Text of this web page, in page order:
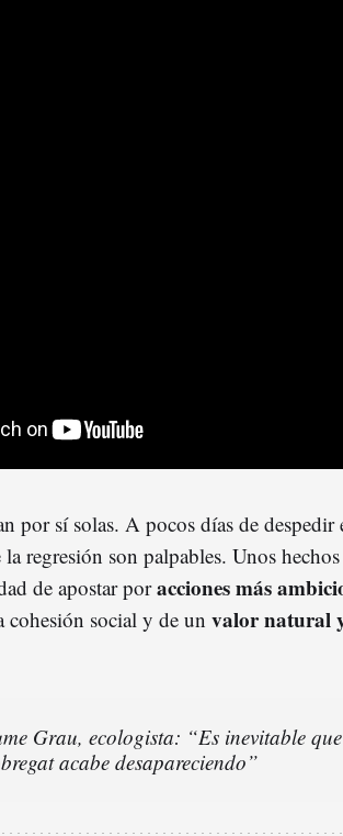
por sí solas. A pocos días de despedir
regresión son palpables. Unos
de apostar poracciones más
cohesión social y de un valor natural
Grau, ecologista: “Es inevitable
acabe desapareciendo”